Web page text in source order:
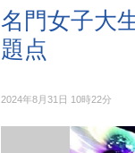
名門女子大
題点
2024年8月31日 10時22分